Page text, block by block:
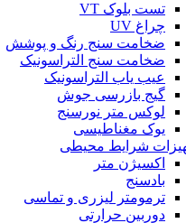
تست بلوک VT
چراغ UV
ضخامت سنج رنگ و پوشش
ضخامت سنج التراسونیک
عیب یاب التراسونیک
گیج بازرسی جوش
لوکس متر نورسنج
یوک مغناطیسی
شرایط محیطی
اکسیژن متر
بادسنج
ترمومتر لیزری و تماسی
دوربین حرارتی